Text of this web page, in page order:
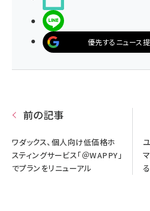
優先するニュース
前の記事
ワダックス、個人向け低価格ホ
スティングサービス「＠WAPPY」
でプランをリニューアル